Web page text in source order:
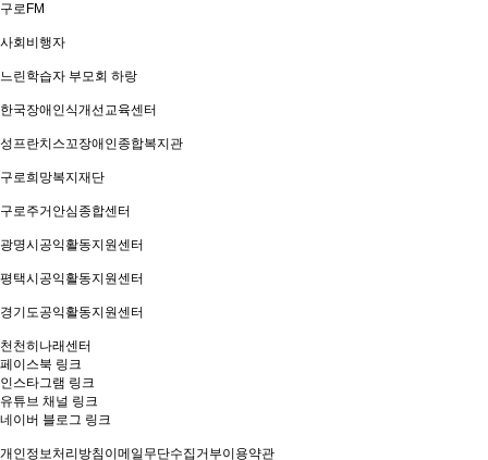
구로FM
사회비행자
느린학습자 부모회 하랑
한국장애인식개선교육센터
성프란치스꼬장애인종합복지관
구로희망복지재단
구로주거안심종합센터
광명시공익활동지원센터
평택시공익활동지원센터
경기도공익활동지원센터
천천히나래센터
페이스북 링크
인스타그램 링크
유튜브 채널 링크
네이버 블로그 링크
개인정보처리방침 이메일무단수집거부이용약관